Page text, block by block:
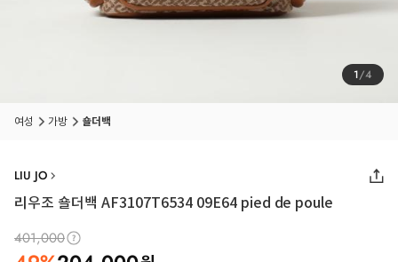
1/4
여성 가방 숄더백
LIU JO
리우조 숄더백 AF3107T6534 09E64 pied de poule
401,000